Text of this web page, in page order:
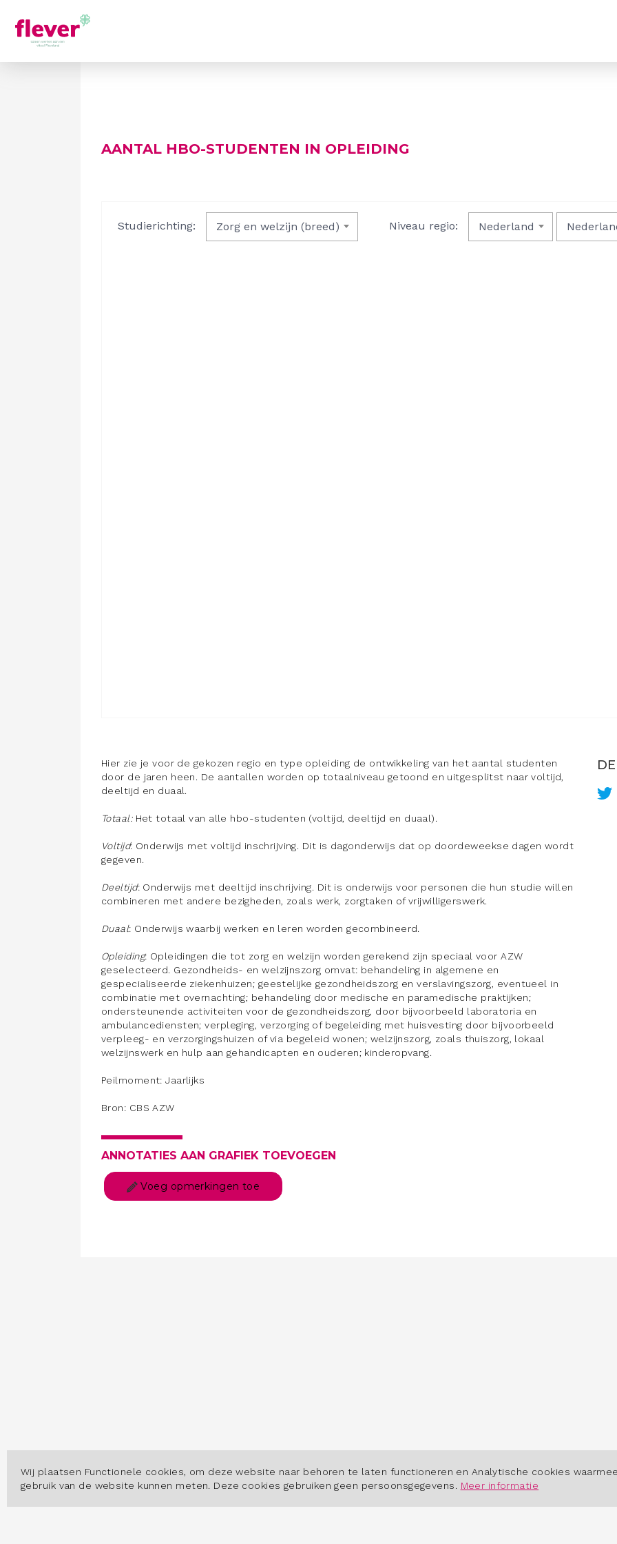
Wij plaatsen Functionele cookies, om deze website naar behoren te laten functioneren en Analytische cookies
gebruik van de website kunnen meten. Deze cookies gebruiken geen persoonsgegevens. Meer informatie
AANTAL HBO-STUDENTEN IN OPLEIDING
Hier zie je voor de gekozen regio en type opleiding de ontwikkeling van het aantal studenten
door de jaren heen. De aantallen worden op totaalniveau getoond en uitgesplitst naar voltijd,
deeltijd en duaal.
Totaal:Het totaal van alle hbo-studenten (voltijd, deeltijd en duaal).
Voltijd: Onderwijs met voltijd inschrijving. Dit is dagonderwijs dat op doordeweekse dagen wordt
gegeven.
Deeltijd: Onderwijs met deeltijd inschrijving. Dit is onderwijs voor personen die hun studie willen
combineren met andere bezigheden, zoals werk, zorgtaken of vrijwilligerswerk.
Duaal: Onderwijs waarbij werken en leren worden gecombineerd.
Opleiding: Opleidingen die tot zorg en welzijn worden gerekend zijn speciaal voor AZW
geselecteerd. Gezondheids- en welzijnszorg omvat: behandeling in algemene en
gespecialiseerde ziekenhuizen; geestelijke gezondheidszorg en verslavingszorg, eventueel in
combinatie met overnachting; behandeling door medische en paramedische praktijken;
ondersteunende activiteiten voor de gezondheidszorg, door bijvoorbeeld laboratoria en
ambulancediensten; verpleging, verzorging of begeleiding met huisvesting door bijvoorbeeld
verpleeg- en verzorgingshuizen of via begeleid wonen; welzijnszorg, zoals thuiszorg, lokaal
welzijnswerk en hulp aan gehandicapten en ouderen; kinderopvang.
Peilmoment: Jaarlijks
Bron: CBS AZW
ANNOTATIES AAN GRAFIEK TOEVOEGEN
Voeg opmerkingen toe